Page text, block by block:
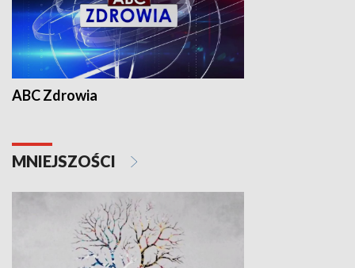
ABC Zdrowia
MNIEJSZOŚCI